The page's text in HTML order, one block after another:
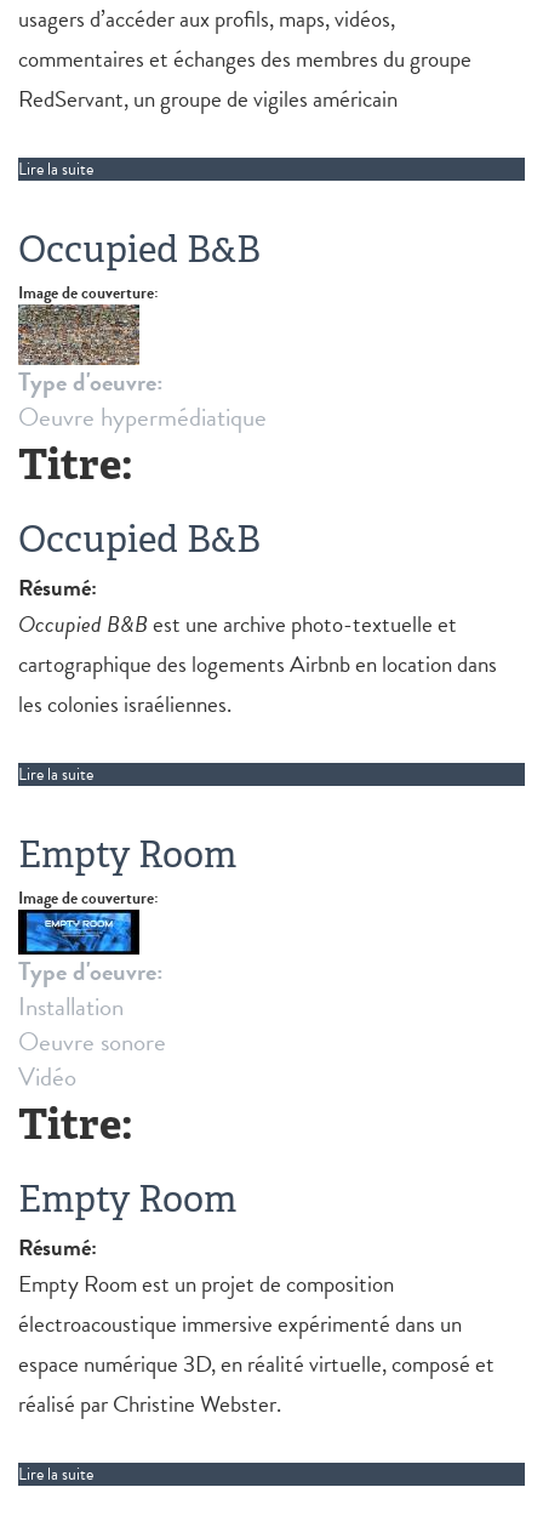
usagers d’accéder aux profils, maps, vidéos,
commentaires et échanges des membres du groupe
RedServant, un groupe de vigiles américain
Lire la suite
Occupied B&B
Image de couverture:
Type d'oeuvre:
Oeuvre hypermédiatique
Titre:
Occupied B&B
Résumé:
Occupied B&Best une archive photo-textuelle et
cartographique des logements Airbnb en location dans
les colonies israéliennes.
Lire la suite
Empty Room
Image de couverture:
Type d'oeuvre:
Installation
Oeuvre sonore
Vidéo
Titre:
Empty Room
Résumé:
Empty Room est un projet de composition
électroacoustique immersive expérimenté dans un
espace numérique 3D, en réalité virtuelle, composé et
réalisé par Christine Webster.
Lire la suite